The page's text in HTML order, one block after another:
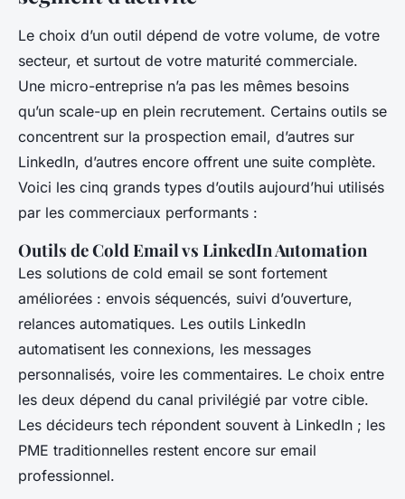
Le choix d’un outil dépend de votre volume, de votre
secteur, et surtout de votre maturité commerciale.
Une micro-entreprise n’a pas les mêmes besoins
qu’un scale-up en plein recrutement. Certains outils se
concentrent sur la prospection email, d’autres sur
LinkedIn, d’autres encore offrent une suite complète.
Voici les cinq grands types d’outils aujourd’hui utilisés
par les commerciaux performants :
Outils de Cold Email vs LinkedIn Automation
Les solutions de cold email se sont fortement
améliorées : envois séquencés, suivi d’ouverture,
relances automatiques. Les outils LinkedIn
automatisent les connexions, les messages
personnalisés, voire les commentaires. Le choix entre
les deux dépend du canal privilégié par votre cible.
Les décideurs tech répondent souvent à LinkedIn ; les
PME traditionnelles restent encore sur email
professionnel.